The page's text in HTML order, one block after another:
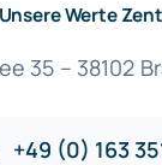
Unsere Werte
35 – 38102
+49 (0) 163